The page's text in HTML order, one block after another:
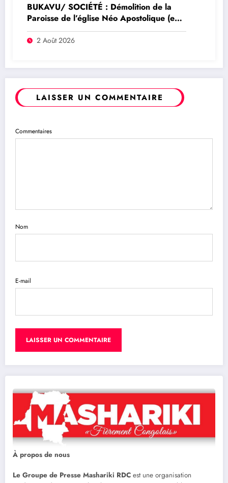
BUKAVU/ SOCIÉTÉ : Démolition de la
Paroisse de l’église Néo Apostolique (ex
maison du parti) : Que savoir sur ce
dossier ?
2 Août 2026
LAISSER UN COMMENTAIRE
Commentaires
Nom
E-mail
À propos de nous
Le Groupe de Presse Mashariki RDC est une organisation